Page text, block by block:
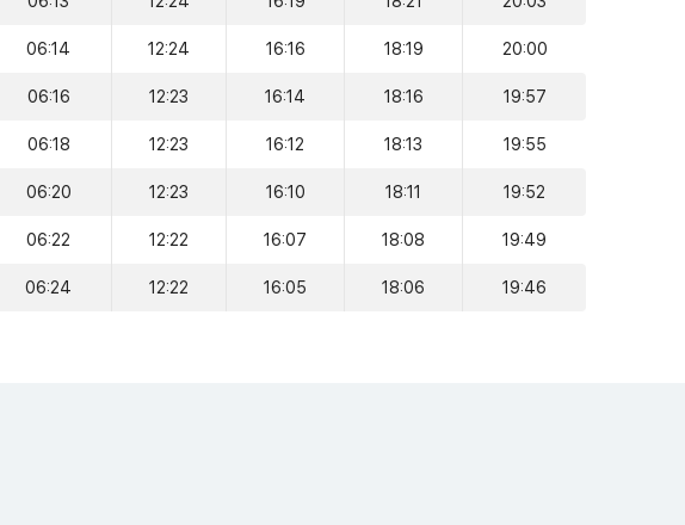
06:14 12:24 16:16 18:19 20:00
06:16 12:23 16:14 18:16 19:57
06:18 12:23 16:12 18:13 19:55
06:20 12:23 16:10 18:11 19:52
06:22 12:22 16:07 18:08 19:49
06:24 12:22 16:05 18:06 19:46